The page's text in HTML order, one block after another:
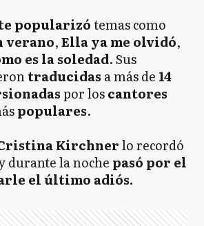
popularizótemas como
verano,Ella ya me olvidó,
es la soledad. Sus
traducidas a más de 14
por loscantores
populares.
Kirchnerlo recordó
durante la noche pasó por el
el último adiós.